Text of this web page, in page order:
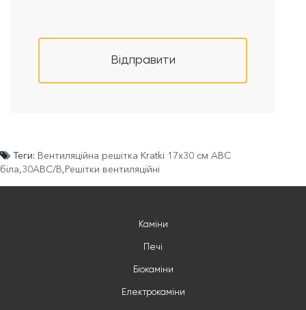
Відправити
Теги: Вентиляційна решітка Kratki 17x30 см ABC
біла,30ABC/B,Решітки вентиляційні
Каміни
Печі
Біокаміни
Електрокаміни